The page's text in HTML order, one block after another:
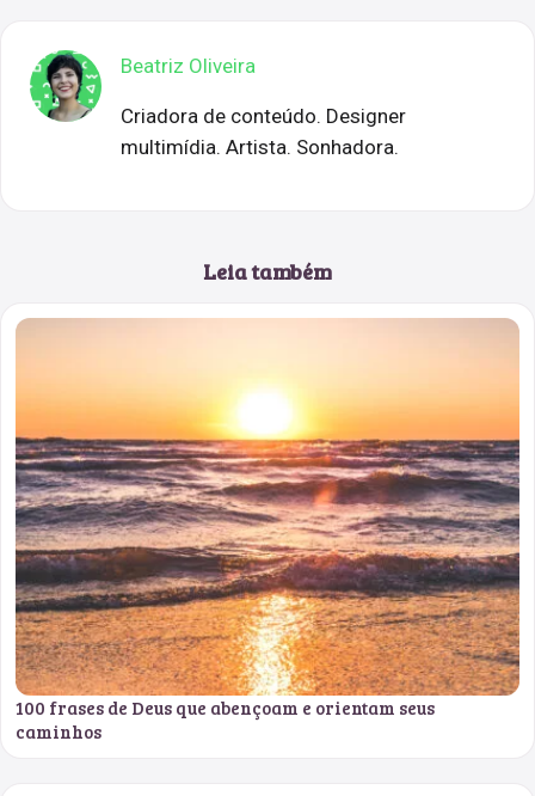
Beatriz Oliveira
Criadora de conteúdo. Designer
multimídia. Artista. Sonhadora.
Leia também
100 frases de Deus que abençoam e orientam seus
caminhos